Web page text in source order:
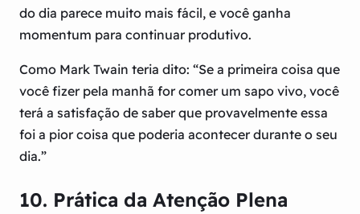
do dia parece muito mais fácil, e você ganha
momentum para continuar produtivo.
Como Mark Twain teria dito: “Se a primeira coisa que
você fizer pela manhã for comer um sapo vivo, você
terá a satisfação de saber que provavelmente essa
foi a pior coisa que poderia acontecer durante o seu
dia.”
10. Prática da Atenção Plena